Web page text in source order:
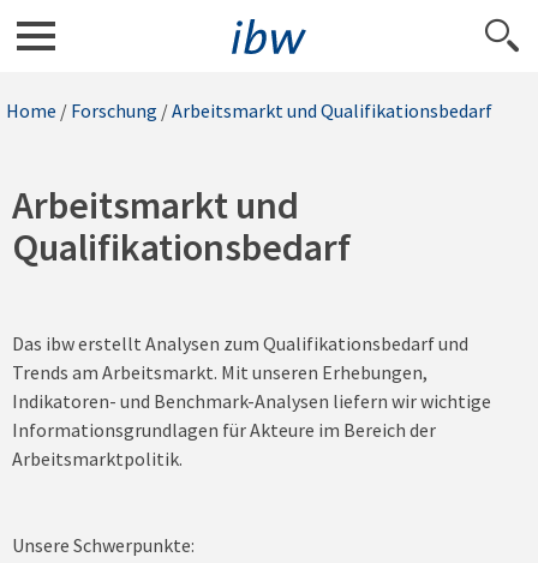
Home / Forschung /Arbeitsmarkt und Qualifikationsbedarf
Arbeitsmarkt und
Qualifikationsbedarf
Das ibw erstellt Analysen zum Qualifikationsbedarf und
Trends am Arbeitsmarkt. Mit unseren Erhebungen,
Indikatoren- und Benchmark-Analysen liefern wir wichtige
Informationsgrundlagen für Akteure im Bereich der
Arbeitsmarktpolitik.
Unsere Schwerpunkte: